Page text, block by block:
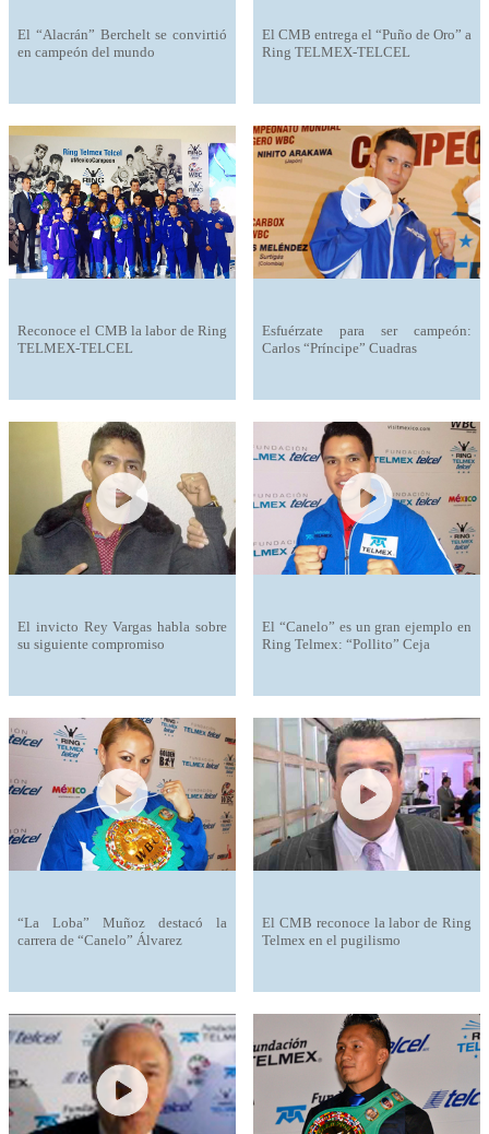
El “Alacrán” Berchelt se convirtió
en campeón del mundo
El CMB entrega el “Puño de Oro” a
Ring TELMEX-TELCEL
Reconoce el CMB la labor de Ring
TELMEX-TELCEL
Esfuérzate para ser campeón:
Carlos “Príncipe” Cuadras
El invicto Rey Vargas habla sobre
su siguiente compromiso
El “Canelo” es un gran ejemplo en
Ring Telmex: “Pollito” Ceja
“La Loba” Muñoz destacó la
carrera de “Canelo” Álvarez
El CMB reconoce la labor de Ring
Telmex en el pugilismo